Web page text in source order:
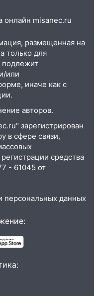
сбил 18-
тройного ДТП
байкера
по «зебре»:
на
улице
в
на
в
горела дача
онлайн misanec.ru
размещенная на
только для
подлежит
или
иначе как с
авторов.
зарегистрирован
в сфере связи,
средства
- 61045 от
персональных данных